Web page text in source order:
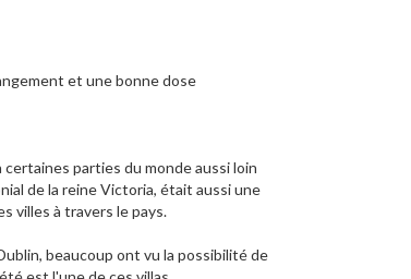
et une bonne dose
parties du monde aussi loin
de la reine Victoria, était aussi une
villes à travers le pays.
beaucoup ont vu la possibilité de